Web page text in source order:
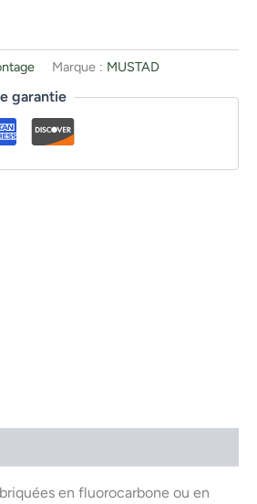
Marque : MUSTAD
garantie
en fluorocarbone ou en